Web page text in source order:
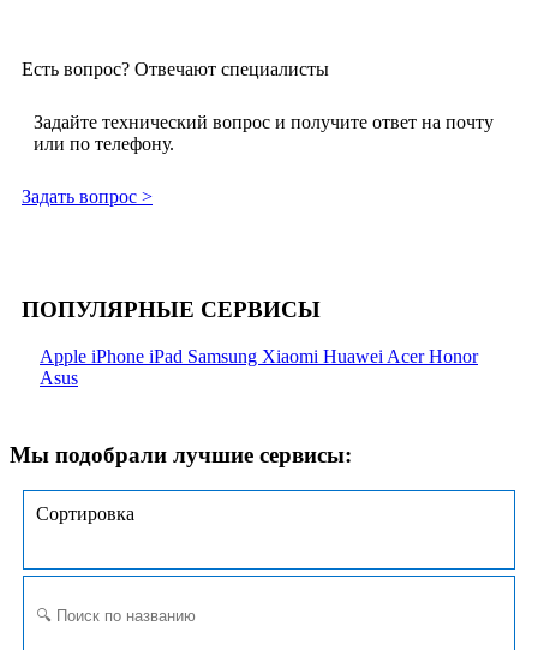
Есть вопрос? Отвечают специалисты
Задайте технический вопрос и получите ответ на почту
или по телефону.
Задать вопрос >
ПОПУЛЯРНЫЕ СЕРВИСЫ
Apple iPhone iPad Samsung Xiaomi Huawei AcerHonor
Asus
Мы подобрали лучшие сервисы:
Сортировка